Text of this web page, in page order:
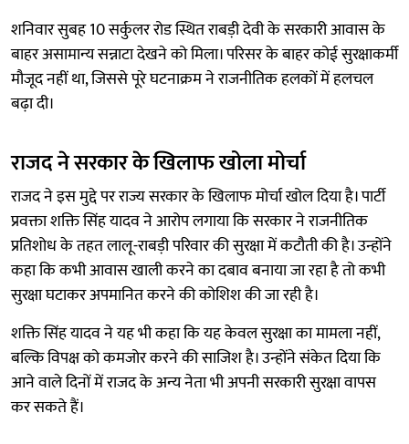
शनिवार सुबह 10 सर्कुलर रोड स्थित राबड़ी देवी के सरकारी आवास के
बाहर असामान्य सन्नाटा देखने को मिला। परिसर के बाहर कोई सुरक्षाकर्मी
मौजूद नहीं था, जिससे पूरे घटनाक्रम ने राजनीतिक हलकों में हलचल
बढ़ा दी।
राजद ने सरकार के खिलाफ खोला मोर्चा
राजद ने इस मुद्दे पर राज्य सरकार के खिलाफ मोर्चा खोल दिया है। पार्टी
प्रवक्ता शक्ति सिंह यादव ने आरोप लगाया कि सरकार ने राजनीतिक
प्रतिशोध के तहत लालू-राबड़ी परिवार की सुरक्षा में कटौती की है। उन्होंने
कहा कि कभी आवास खाली करने का दबाव बनाया जा रहा है तो कभी
सुरक्षा घटाकर अपमानित करने की कोशिश की जा रही है।
शक्ति सिंह यादव ने यह भी कहा कि यह केवल सुरक्षा का मामला नहीं,
बल्कि विपक्ष को कमजोर करने की साजिश है। उन्होंने संकेत दिया कि
आने वाले दिनों में राजद के अन्य नेता भी अपनी सरकारी सुरक्षा वापस
कर सकते हैं।